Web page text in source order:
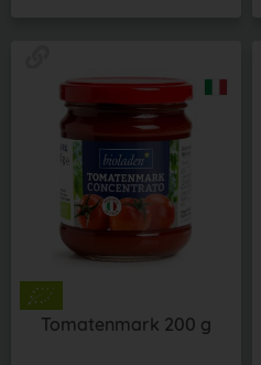
Tomatenmark 200 g